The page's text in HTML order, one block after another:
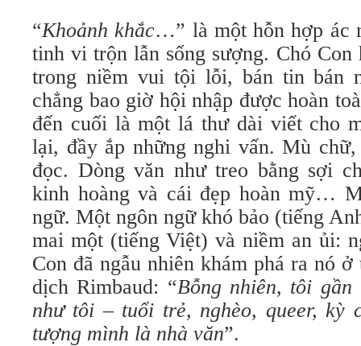
“Khoảnh khắc…” là một hỗn hợp ác
tinh vi trộn lẫn sống sượng. Chó
trong niềm vui tội lỗi, bán tin bán
chẳng bao giờ hội nhập được hoàn
đến cuối là một lá thư dài viết cho
lại, đầy ắp những nghi vấn. Mù
đọc. Dòng văn như treo bằng sợi
kinh hoàng và cái đẹp hoàn mỹ…
ngữ. Một ngôn ngữ khó bảo (tiếng
mai một (tiếng Việt) và niềm an ủi:
Con đã ngẫu nhiên khám phá ra nó
dịch Rimbaud: “Bỗng nhiên, tôi
như tôi – tuổi trẻ, nghèo, queer, kỳ
tượng mình là nhà văn”.